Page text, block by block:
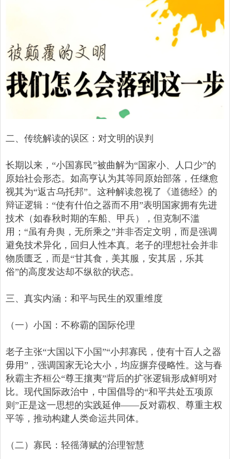
二、传统解读的误区：对文明的误判
长期以来，“小国寡民”被曲解为“国家小、人口少”的
原始社会形态。如高亨认为其等同原始部落，任继愈
视其为“返古乌托邦”。这种解读忽视了《道德经》的
辩证逻辑：“使有什伯之器而不用”表明国家拥有先进
技术（如春秋时期的车船、甲兵），但克制不滥
用；“虽有舟舆，无所乘之”并非否定文明，而是强调
避免技术异化，回归人性本真。老子的理想社会并非
物质匮乏，而是“甘其食，美其服，安其居，乐其
俗”的高度发达却不纵欲的状态。
三、真实内涵：和平与民生的双重维度
（一）小国：不称霸的国际伦理
老子主张“大国以下小国”“小邦寡民，使有十百人之器
毋用”，强调国家无论大小，均应摒弃侵略性。这与春
秋霸主齐桓公“尊王攘夷”背后的扩张逻辑形成鲜明对
比。现代国际政治中，中国倡导的“和平共处五项原
则”正是这一思想的实践延伸——反对霸权、尊重主权
平等，推动构建人类命运共同体。
（二）寡民：轻徭薄赋的治理智慧